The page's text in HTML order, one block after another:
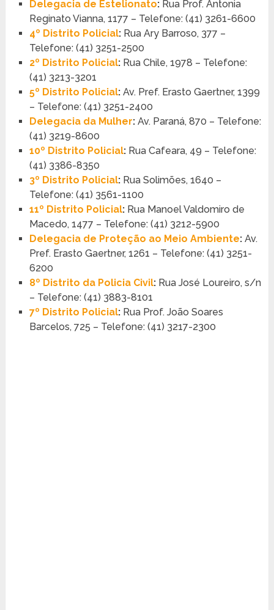
Delegacia de Estelionato:Rua Prof. Antonia
Reginato Vianna, 1177 – Telefone: (41) 3261-6600
4º Distrito Policial:Rua Ary Barroso, 377 –
Telefone: (41) 3251-2500
2º Distrito Policial:Rua Chile, 1978 – Telefone:
(41) 3213-3201
5º Distrito Policial:Av. Pref. Erasto Gaertner, 1399
– Telefone: (41) 3251-2400
Delegacia da Mulher:Av. Paraná, 870 – Telefone:
(41) 3219-8600
10º Distrito Policial:Rua Cafeara, 49 – Telefone:
(41) 3386-8350
3º Distrito Policial:Rua Solimões, 1640 –
Telefone: (41) 3561-1100
11º Distrito Policial:Rua Manoel Valdomiro de
Macedo, 1477 – Telefone: (41) 3212-5900
Delegacia de Proteção ao Meio Ambiente:Av.
Pref. Erasto Gaertner, 1261 – Telefone: (41) 3251-
6200
8º Distrito da Policia Civil:Rua José Loureiro, s/n
– Telefone: (41) 3883-8101
7º Distrito Policial:Rua Prof. João Soares
Barcelos, 725 – Telefone: (41) 3217-2300